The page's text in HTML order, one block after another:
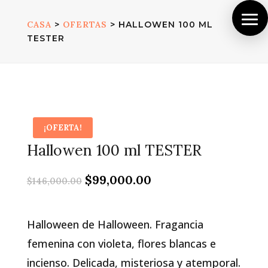
CASA > OFERTAS > HALLOWEN 100 ML
TESTER
¡OFERTA!
Hallowen 100 ml TESTER
$146,000.00 El
era:
$99,000.00El
es:
$99,000.00.
Halloween de Halloween. Fragancia
femenina con violeta, flores blancas e
incienso. Delicada, misteriosa y atemporal.